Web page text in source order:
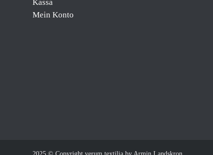
Kassa
Mein Konto